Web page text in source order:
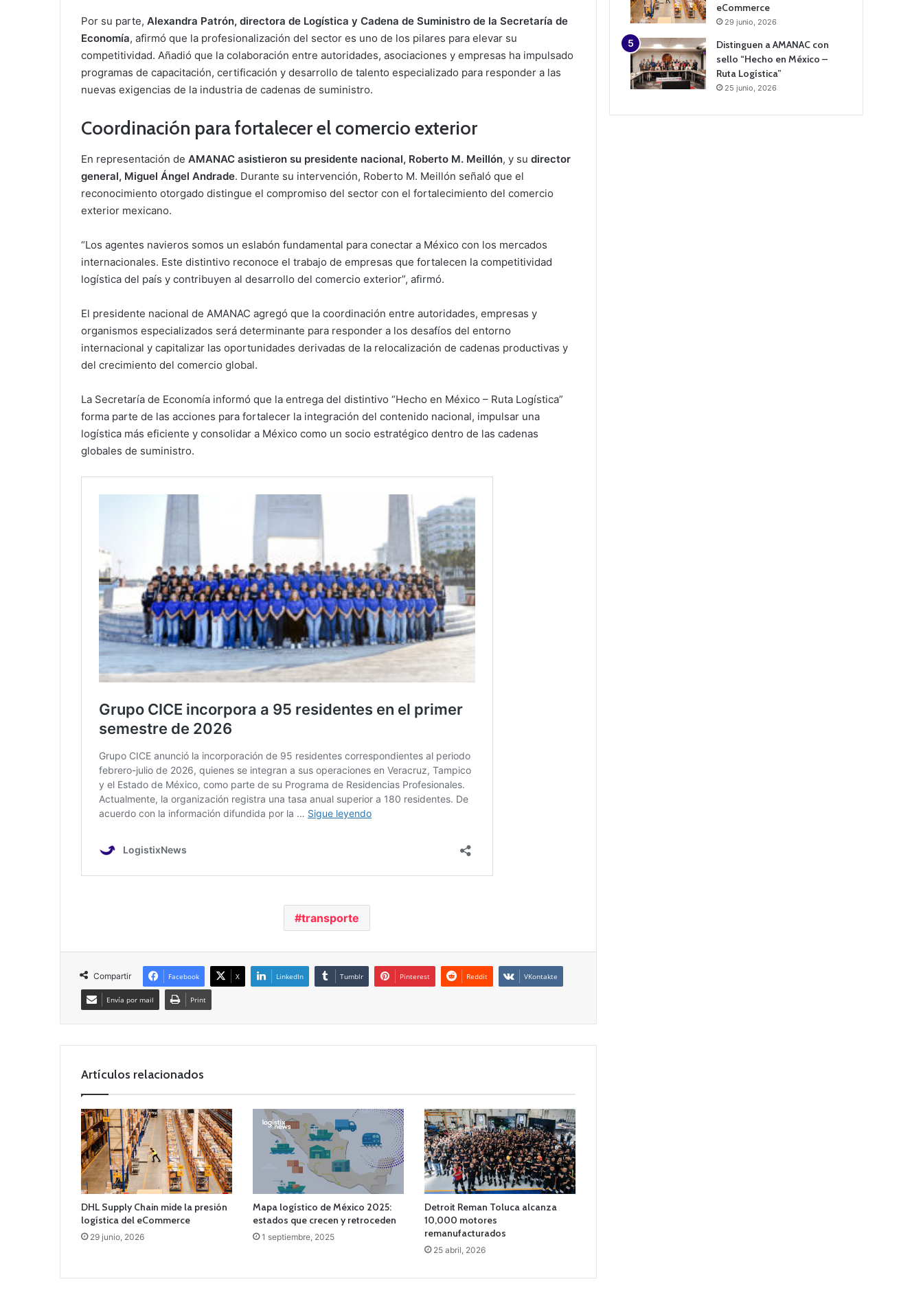
Por su parte, Alexandra Patrón, directora de Logística y Cadena de Suministro de la Secretaría de
Economía, afirmó que la profesionalización del sector es uno de los pilares para elevar su
competitividad. Añadió que la colaboración entre autoridades, asociaciones y empresas ha impulsado
programas de capacitación, certificación y desarrollo de talento especializado para responder a las
nuevas exigencias de la industria de cadenas de suministro.
Coordinación para fortalecer el comercio exterior
En representación de AMANAC asistieron su presidente nacional, Roberto M. Meillón, y su director
general, Miguel Ángel Andrade. Durante su intervención, Roberto M. Meillón señaló que el
reconocimiento otorgado distingue el compromiso del sector con el fortalecimiento del comercio
exterior mexicano.
“Los agentes navieros somos un eslabón fundamental para conectar a México con los mercados
internacionales. Este distintivo reconoce el trabajo de empresas que fortalecen la competitividad
logística del país y contribuyen al desarrollo del comercio exterior”, afirmó.
El presidente nacional de AMANAC agregó que la coordinación entre autoridades, empresas y
organismos especializados será determinante para responder a los desafíos del entorno
internacional y capitalizar las oportunidades derivadas de la relocalización de cadenas productivas y
del crecimiento del comercio global.
La Secretaría de Economía informó que la entrega del distintivo “Hecho en México – Ruta Logística”
forma parte de las acciones para fortalecer la integración del contenido nacional, impulsar una
logística más eficiente y consolidar a México como un socio estratégico dentro de las cadenas
globales de suministro.
transporte
Compartir Facebook X LinkedIn Tumblr Pinterest Reddit VKontakte
Envía por mail Print
Artículos relacionados
DHL Supply Chain mide la presión
logística del eCommerce
29 junio, 2026
Mapa logístico de México 2025:
estados que crecen y retroceden
1 septiembre, 2025
Detroit Reman Toluca alcanza
10,000 motores
remanufacturados
25 abril, 2026
eCommerce
29 junio, 2026
Distinguen a AMANAC con
sello “Hecho en México –
Ruta Logística”
25 junio, 2026